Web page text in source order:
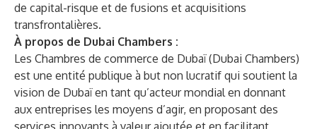
de capital-risque et de fusions et acquisitions
transfrontalières.
À propos de Dubai Chambers :
Les Chambres de commerce de Dubaï (Dubai Chambers)
est une entité publique à but non lucratif qui soutient la
vision de Dubaï en tant qu’acteur mondial en donnant
aux entreprises les moyens d’agir, en proposant des
services innovants à valeur ajoutée et en facilitant